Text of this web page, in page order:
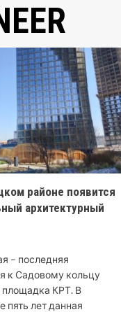
районе появится
архитектурный
– последняя
к Садовому кольцу
площадка КРТ. В
пять лет данная